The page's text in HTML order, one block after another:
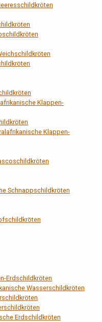
Klappen-
Klappen-
Schnappschildkröten
Erdschildkröten
Wasserschildkröten
Erdschildkröten